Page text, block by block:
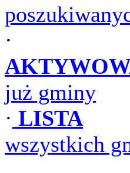
·
już gminy
· LISTA
wszystkich